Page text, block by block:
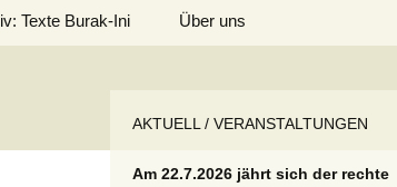
Texte Burak-Ini Über uns
AKTUELL / VERANSTALTUNGEN
Am 22.7.2026 jährt sich der rechte